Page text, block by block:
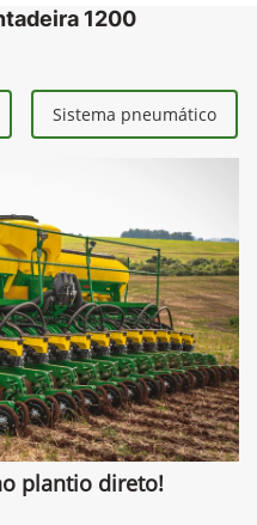
1200
Sistema pneumático
plantio direto!